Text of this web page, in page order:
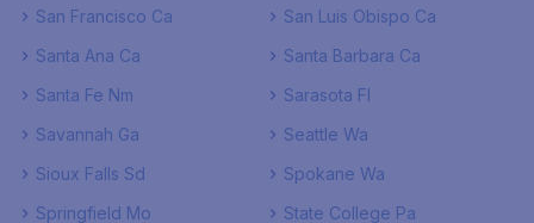
San Francisco Ca
San Luis Obispo Ca
Santa Ana Ca
Santa Barbara Ca
Santa Fe Nm
Sarasota Fl
Savannah Ga
Seattle Wa
Sioux Falls Sd
Spokane Wa
Springfield Mo
State College Pa